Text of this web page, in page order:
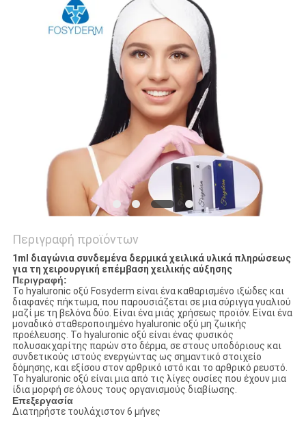
SITEMAP
Περιγραφή προϊόντων
1ml διαγώνια συνδεμένα δερμικά χειλικά υλικά πληρώσεως
για τη χειρουργική επέμβαση χειλικής αύξησης
Περιγραφή:
Το hyaluronic οξύ Fosyderm είναι ένα καθαρισμένο ιξώδες και
διαφανές πήκτωμα, που παρουσιάζεται σε μια σύριγγα γυαλιού
μαζί με τη βελόνα δύο. Είναι ένα μιάς χρήσεως προϊόν. Είναι ένα
μοναδικό σταθεροποιημένο hyaluronic οξύ μη ζωικής
προέλευσης. Το hyaluronic οξύ είναι ένας φυσικός
πολυσακχαρίτης παρών στο δέρμα, σε στους υποδόριους και
συνδετικούς ιστούς ενεργώντας ως σημαντικό στοιχείο
δόμησης, και εξίσου στον αρθρικό ιστό και το αρθρικό ρευστό.
Το hyaluronic οξύ είναι μια από τις λίγες ουσίες που έχουν μια
ίδια μορφή σε όλους τους οργανισμούς διαβίωσης.
Επεξεργασία
Διατηρήστε τουλάχιστον 6 μήνες